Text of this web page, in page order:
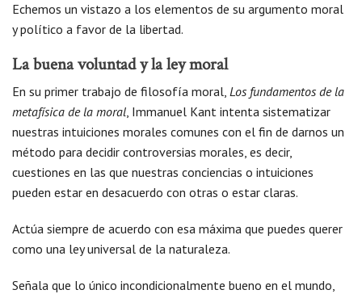
Echemos un vistazo a los elementos de su argumento moral
y político a favor de la libertad.
La buena voluntad y la ley moral
En su primer trabajo de filosofía moral, Los fundamentos de la
metafísica de la moral, Immanuel Kant intenta sistematizar
nuestras intuiciones morales comunes con el fin de darnos un
método para decidir controversias morales, es decir,
cuestiones en las que nuestras conciencias o intuiciones
pueden estar en desacuerdo con otras o estar claras.
Actúa siempre de acuerdo con esa máxima que puedes querer
como una ley universal de la naturaleza.
Señala que lo único incondicionalmente bueno en el mundo,